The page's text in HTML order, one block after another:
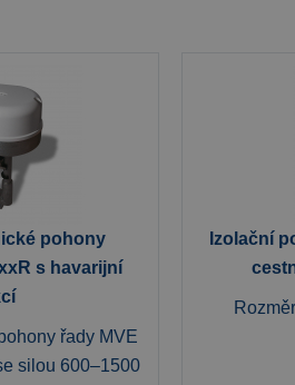
pohony
s havarijní
řady MVE
silou 600–1500
Izolační